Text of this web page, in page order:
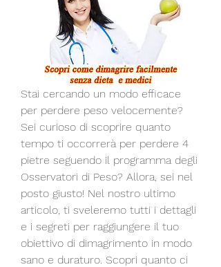
Stai cercando un modo efficace
per perdere peso velocemente?
Sei curioso di scoprire quanto
tempo ti occorrerà per perdere 4
pietre seguendo il programma degli
Osservatori di Peso? Allora, sei nel
posto giusto! Nel nostro ultimo
articolo, ti sveleremo tutti i dettagli
e i segreti per raggiungere il tuo
obiettivo di dimagrimento in modo
sano e duraturo. Scopri quanto ci